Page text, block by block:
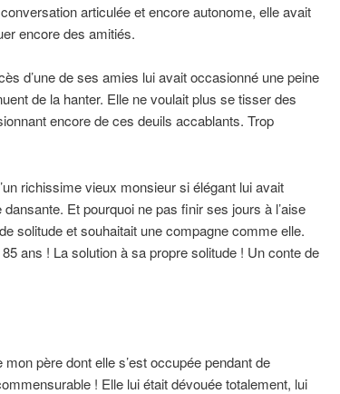
articulée et encore autonome, elle avait
encore des amitiés.
d’une de ses amies lui avait occasionné une peine
de la hanter. Elle ne voulait plus se tisser des
encore de ces deuils accablants. Trop
richissime vieux monsieur si élégant lui avait
Et pourquoi ne pas finir ses jours à l’aise
solitude et souhaitait une compagne comme elle.
ans ! La solution à sa propre solitude ! Un conte de
mon père dont elle s’est occupée pendant de
! Elle lui était dévouée totalement, lui